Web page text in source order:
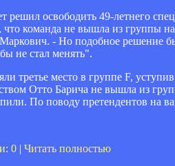
решил освободить 49-летнего
что команда не вышла из группы
- Но подобное решение
не стал менять".
третье место в группе F,
Отто Барича не вышла из
По поводу претендентов на
0 | Читать полностью